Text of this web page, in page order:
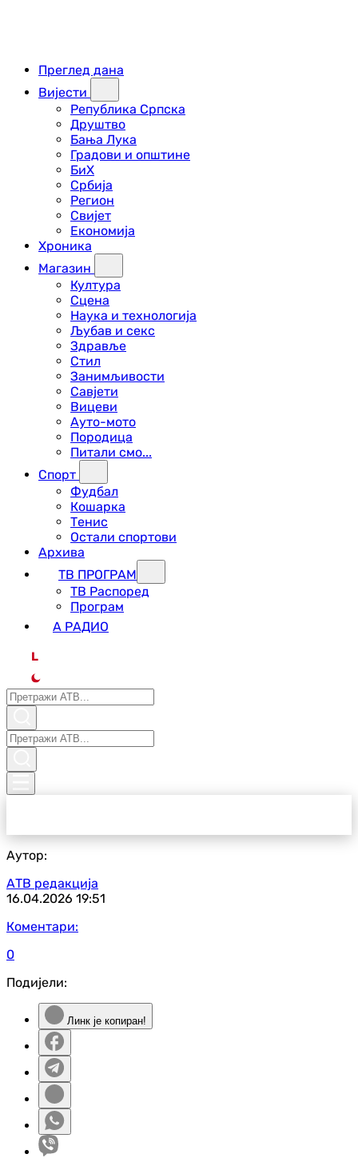
Преглед дана
Вијести
Република Српска
Друштво
Бања Лука
Градови и општине
БиХ
Србија
Регион
Свијет
Економија
Хроника
Магазин
Култура
Сцена
Наука и технологија
Љубав и секс
Здравље
Стил
Занимљивости
Савјети
Вицеви
Ауто-мото
Породица
Питали смо...
Спорт
Фудбал
Кошарка
Тенис
Остали спортови
Архива
ТВ ПРОГРАМ
ТВ Распоред
Програм
А РАДИО
L
Аутор:
АТВ редакција
16.04.2026 19:51
Коментари:
0
Подијели:
Линк је копиран!